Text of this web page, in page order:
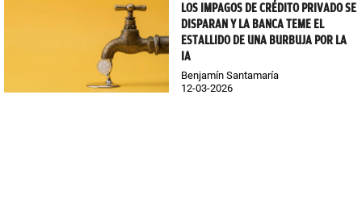
LOS IMPAGOS DE CRÉDITO PRIVADO SE
DISPARAN Y LA BANCA TEME EL
ESTALLIDO DE UNA BURBUJA POR LA
IA
Benjamín Santamaría
12-03-2026